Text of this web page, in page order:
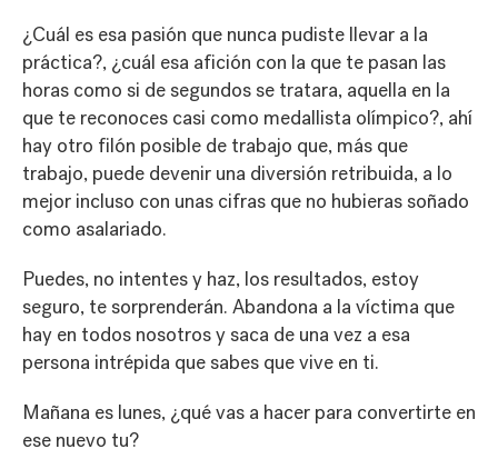
¿Cuál es esa pasión que nunca pudiste llevar a la
práctica?, ¿cuál esa afición con la que te pasan las
horas como si de segundos se tratara, aquella en la
que te reconoces casi como medallista olímpico?, ahí
hay otro filón posible de trabajo que, más que
trabajo, puede devenir una diversión retribuida, a lo
mejor incluso con unas cifras que no hubieras soñado
como asalariado.
Puedes, no intentes y haz, los resultados, estoy
seguro, te sorprenderán. Abandona a la víctima que
hay en todos nosotros y saca de una vez a esa
persona intrépida que sabes que vive en ti.
Mañana es lunes, ¿qué vas a hacer para convertirte en
ese nuevo tu?